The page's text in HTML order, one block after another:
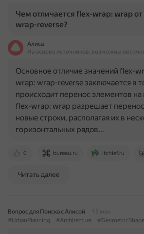
Чем отличается flex-wrap: wrap
wrap-reverse?
Алиса
На основе источников, возможны
0 bureau.ru itchief.ru
Основное отличие значений flex-
wrap: wrap-reverse заключается в
происходит перенос элементов на
flex-wrap: wrap разрешает
новые строки, располагая их в
горизонтальных рядов…
Читать далее
Вопрос для Поиска с Алисой
13 мая
#UrbanPlanning
#Architecture